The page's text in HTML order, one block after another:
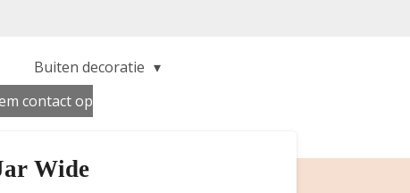
Buiten decoratie
contact op
Wide